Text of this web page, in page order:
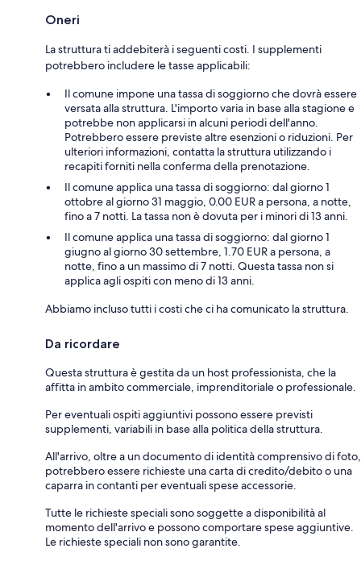
Oneri
La struttura ti addebiterà i seguenti costi. I supplementi
potrebbero includere le tasse applicabili:
Il comune impone una tassa di soggiorno che dovrà essere
versata alla struttura. L'importo varia in base alla stagione e
potrebbe non applicarsi in alcuni periodi dell'anno.
Potrebbero essere previste altre esenzioni o riduzioni. Per
ulteriori informazioni, contatta la struttura utilizzando i
recapiti forniti nella conferma della prenotazione.
Il comune applica una tassa di soggiorno: dal giorno 1
ottobre al giorno 31 maggio, 0.00 EUR a persona, a notte,
fino a 7 notti. La tassa non è dovuta per i minori di 13 anni.
Il comune applica una tassa di soggiorno: dal giorno 1
giugno al giorno 30 settembre, 1.70 EUR a persona, a
notte, fino a un massimo di 7 notti. Questa tassa non si
applica agli ospiti con meno di 13 anni.
Abbiamo incluso tutti i costi che ci ha comunicato la struttura.
Da ricordare
Questa struttura è gestita da un host professionista, che la
affitta in ambito commerciale, imprenditoriale o professionale.
Per eventuali ospiti aggiuntivi possono essere previsti
supplementi, variabili in base alla politica della struttura.
All'arrivo, oltre a un documento di identità comprensivo di foto,
potrebbero essere richieste una carta di credito/debito o una
caparra in contanti per eventuali spese accessorie.
Tutte le richieste speciali sono soggette a disponibilità al
momento dell'arrivo e possono comportare spese aggiuntive.
Le richieste speciali non sono garantite.